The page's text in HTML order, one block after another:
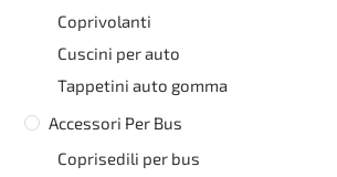
Coprivolanti
Cuscini per auto
Tappetini auto gomma
Accessori Per Bus
Coprisedili per bus